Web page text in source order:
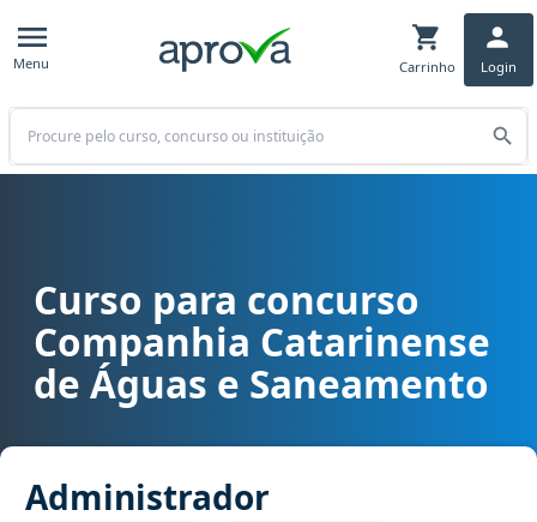
Menu Carrinho Login
Buscar
Curso para concurso CASAN SC - Companhia Catarinense de
Curso para concurso
Companhia Catarinense
de Águas e Saneamento
Administrador